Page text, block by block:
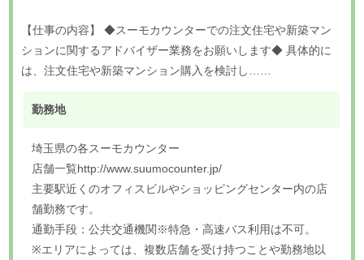
【仕事の内容】 ◆スーモカウンターでの注文住宅や新築マン
ションに関するアドバイザー業務をお願いします◆ 具体的に
は、注文住宅や新築マンション購入を検討し……
勤務地
埼玉県の各スーモカウンター
店舗一覧http://www.suumocounter.jp/
主要駅近くのオフィスビルやショッピングセンター内の店
舗勤務です。
通勤手段：公共交通機関※特急・高速バス利用は不可。
※エリアによっては、複数店舗を受け持つことや勤務地以